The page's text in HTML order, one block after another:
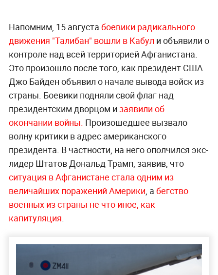
Напомним, 15 августа боевики радикального
движения "Талибан" вошли в Кабул и объявили о
контроле над всей территорией Афганистана.
Это произошло после того, как президент США
Джо Байден объявил о начале вывода войск из
страны. Боевики подняли свой флаг над
президентским дворцом и заявили об
окончании войны. Произошедшее вызвало
волну критики в адрес американского
президента. В частности, на него ополчился экс-
лидер Штатов Дональд Трамп, заявив, что
ситуация в Афганистане стала одним из
величайших поражений Америки, а бегство
военных из страны не что иное, как
капитуляция.